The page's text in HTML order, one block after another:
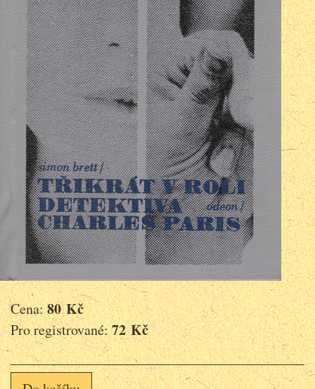
Cena:80 Kč
Pro registrované:72 Kč